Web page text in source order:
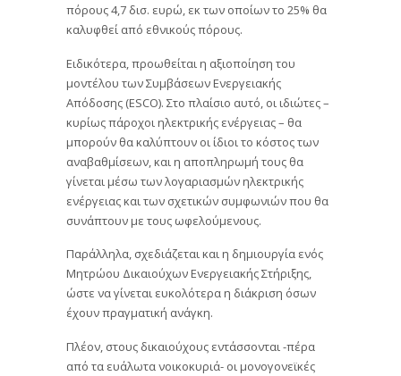
πόρους 4,7 δισ. ευρώ, εκ των οποίων το 25% θα
καλυφθεί από εθνικούς πόρους.
Ειδικότερα, προωθείται η αξιοποίηση του
μοντέλου των Συμβάσεων Ενεργειακής
Απόδοσης (ESCO). Στο πλαίσιο αυτό, οι ιδιώτες –
κυρίως πάροχοι ηλεκτρικής ενέργειας – θα
μπορούν θα καλύπτουν οι ίδιοι το κόστος των
αναβαθμίσεων, και η αποπληρωμή τους θα
γίνεται μέσω των λογαριασμών ηλεκτρικής
ενέργειας και των σχετικών συμφωνιών που θα
συνάπτουν με τους ωφελούμενους.
Παράλληλα, σχεδιάζεται και η δημιουργία ενός
Μητρώου Δικαιούχων Ενεργειακής Στήριξης,
ώστε να γίνεται ευκολότερα η διάκριση όσων
έχουν πραγματική ανάγκη.
Πλέον, στους δικαιούχους εντάσσονται -πέρα
από τα ευάλωτα νοικοκυριά- οι μονογονεϊκές